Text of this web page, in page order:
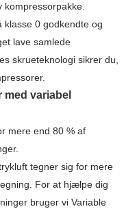
klasse 0 godkendte og
lave samlede
skrueteknologi sikrer du,
variabel
mere end 80 % af
tegner sig for mere
For at hjælpe dig
bruger vi Variable